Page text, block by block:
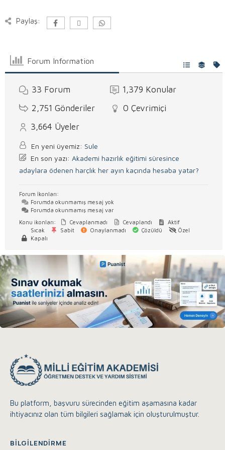
Paylaş:
Forum Information
33 Forum 1,379 Konular
2,751 Gönderiler 0 Çevrimiçi
3,664 Üyeler
En yeni üyemiz: Sule
En son yazı: Akademi hazırlık eğitimi süresince
adaylara ödenen harçlık her ayın kaçında hesaba yatar?
Forum İkonları:
Forumda okunmamış mesaj yok
Forumda okunmamış mesaj var
Konu ikonları:
Cevaplanmadı Cevaplandı
Aktif
Sıcak
Sabit Onaylanmadı Çözüldü
Özel
Kapalı
Bu platform, başvuru sürecinden eğitim aşamasına kadar
ihtiyacınız olan tüm bilgileri sağlamak için oluşturulmuştur.
BILGILENDIRME
Çevrimiçi